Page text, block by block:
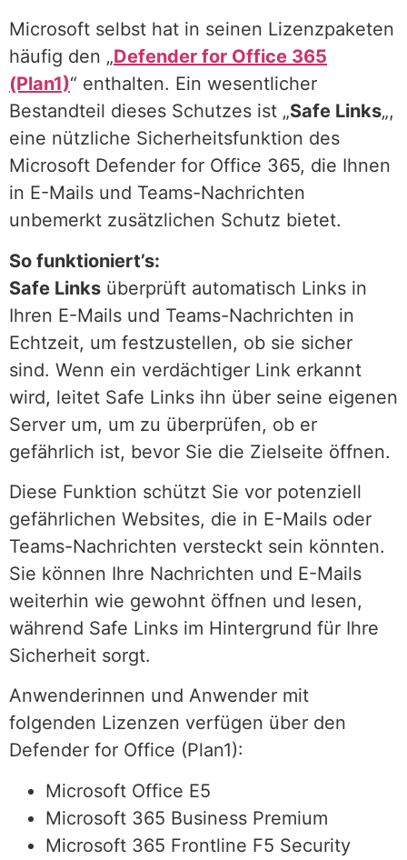
Microsoft selbst hat in seinen Lizenzpaketen
häufig den „Defender for Office 365
(Plan1)“ enthalten. Ein wesentlicher
Bestandteil dieses Schutzes ist „Safe Links„,
eine nützliche Sicherheitsfunktion des
Microsoft Defender for Office 365, die Ihnen
in E-Mails und Teams-Nachrichten
unbemerkt zusätzlichen Schutz bietet.
So funktioniert’s:
Safe Links überprüft automatisch Links in
Ihren E-Mails und Teams-Nachrichten in
Echtzeit, um festzustellen, ob sie sicher
sind. Wenn ein verdächtiger Link erkannt
wird, leitet Safe Links ihn über seine eigenen
Server um, um zu überprüfen, ob er
gefährlich ist, bevor Sie die Zielseite öffnen.
Diese Funktion schützt Sie vor potenziell
gefährlichen Websites, die in E-Mails oder
Teams-Nachrichten versteckt sein könnten.
Sie können Ihre Nachrichten und E-Mails
weiterhin wie gewohnt öffnen und lesen,
während Safe Links im Hintergrund für Ihre
Sicherheit sorgt.
Anwenderinnen und Anwender mit
folgenden Lizenzen verfügen über den
Defender for Office (Plan1):
Microsoft Office E5
Microsoft 365 Business Premium
Microsoft 365 Frontline F5 Security